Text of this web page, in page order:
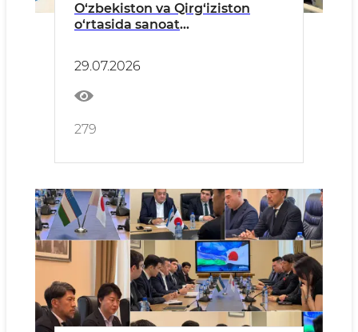
O‘zbekiston va Qirg‘iziston
o‘rtasida sanoat
surish masalalari muhokama
qilindi
29.07.2026
279